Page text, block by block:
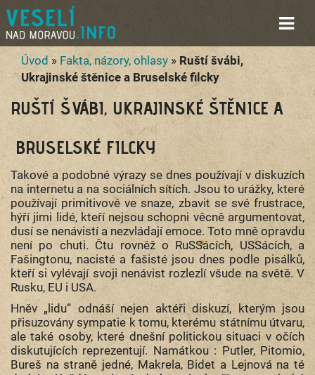
Úvod » Fakta, názory, ohlasy » Ruští švábi,
Ukrajinské štěnice a Bruselské filcky
RUŠTÍ ŠVÁBI, UKRAJINSKÉ ŠTĚNICE A
BRUSELSKÉ FILCKY
Takové a podobné výrazy se dnes používají v diskuzích
na internetu a na sociálních sítích. Jsou to urážky, které
používají primitivové ve snaze, zbavit se své frustrace,
hýří jimi lidé, kteří nejsou schopni věcně argumentovat,
dusí se nenávistí a nezvládají emoce. Toto mně opravdu
není po chuti. Čtu rovněž o RuSSácích, USSácích, a
Fašingtonu, nacisté a fašisté jsou dnes podle pisálků,
kteří si vylévají svoji nenávist rozlezlí všude na světě. V
Rusku, EU i USA.
Hněv „lidu“ odnáší nejen aktéři diskuzí, kterým jsou
přisuzovány sympatie k tomu, kterému státnímu útvaru,
ale také osoby, které dnešní politickou situaci v očích
diskutujících reprezentují. Namátkou : Putler, Pitomio,
Bureš na straně jedné, Makrela, Bidet a Lejnová na té